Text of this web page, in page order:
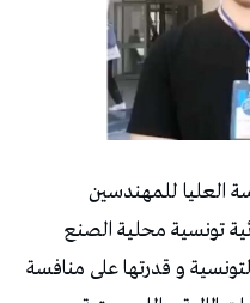
العليا للمهندسين
تونسية محلية الصنع
و قدرتها على منافسة